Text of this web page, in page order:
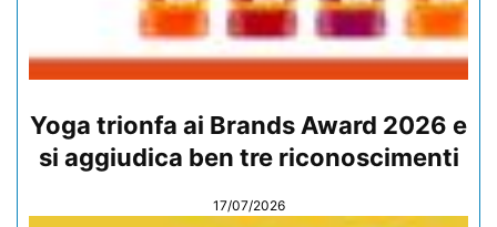
Yoga trionfa ai Brands Award 2026 e
si aggiudica ben tre riconoscimenti
17/07/2026